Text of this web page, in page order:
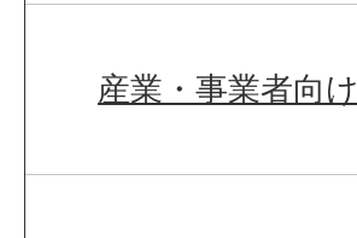
産業・事業者向け